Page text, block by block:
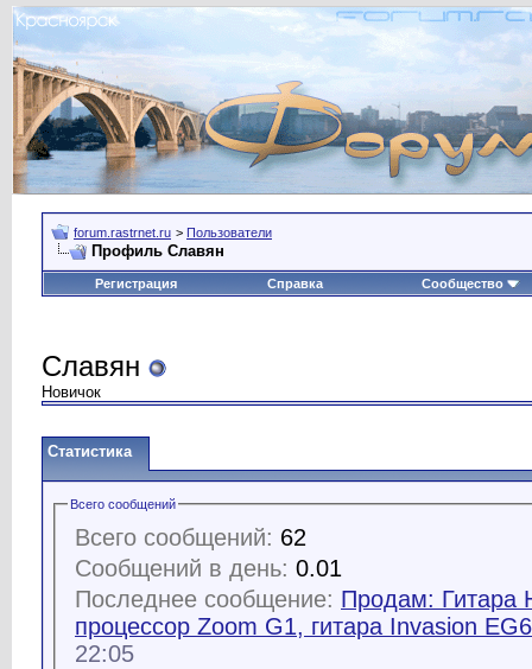
forum.rastrnet.ru > Пользователи
Профиль Славян
Регистрация Справка Сообщество
Славян
Новичок
Статистика
Всего сообщений
Всего сообщений: 62
Сообщений в день: 0.01
Последнее сообщение: Продам: Гитара
процессор Zoom G1, гитара Invasion
22:05